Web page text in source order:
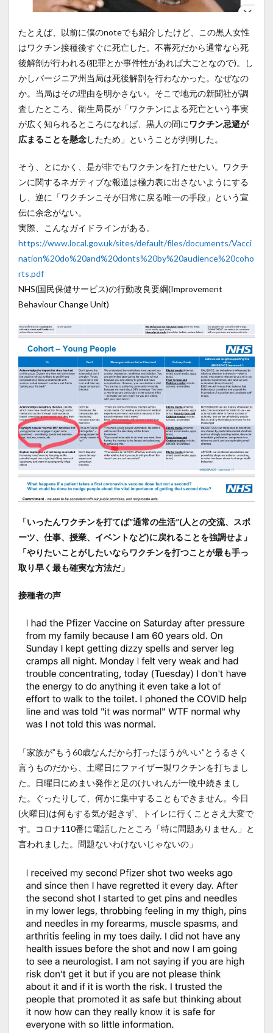
たとえば、以前に僕のnoteでも紹介したけど、この黒人女性
はワクチン接種後すぐに死亡した。不審死だから通常なら死
後解剖が行われる(犯罪とか事件性があれば大ごとなので)。し
かしバージニア州当局は死後解剖を行わなかった。なぜなの
か。当局はその理由を明かさない。そこで地元の新聞社が調
査したところ、衛生局長が「ワクチンによる死亡という事実
が広く知られるところになれば、黒人の間にワクチン忌避が
広まることを懸念したため」ということが判明した。
そう、とにかく、是が非でもワクチンを打たせたい。ワクチ
ンに関するネガティブな報道は極力表に出さないようにする
し、逆に「ワクチンこそが日常に戻る唯一の手段」という宣
伝に余念がない。
実際、こんなガイドラインがある。
https://www.local.gov.uk/sites/default/files/documents/Vacci
nation%20do%20and%20donts%20by%20audience%20coho
rts.pdf
NHS(国民保健サービス)の行動改良要綱(Improvement
Behaviour Change Unit)
「いったんワクチンを打てば”通常の生活”(人との交流、スポ
ーツ、仕事、授業、イベントなど)に戻れることを強調せよ」
「やりたいことがしたいならワクチンを打つことが最も手っ
取り早く最も確実な方法だ」
接種者の声
「家族が”もう60歳なんだから打ったほうがいい”とうるさく
言うものだから、土曜日にファイザー製ワクチンを打ちまし
た。日曜日にめまい発作と足のけいれんが一晩中続きまし
た。ぐったりして、何かに集中することもできません。今日
(火曜日)は何もする気が起きず、トイレに行くことさえ大変で
す。コロナ110番に電話したところ「特に問題ありません」と
言われました。問題ないわけないじゃないの」